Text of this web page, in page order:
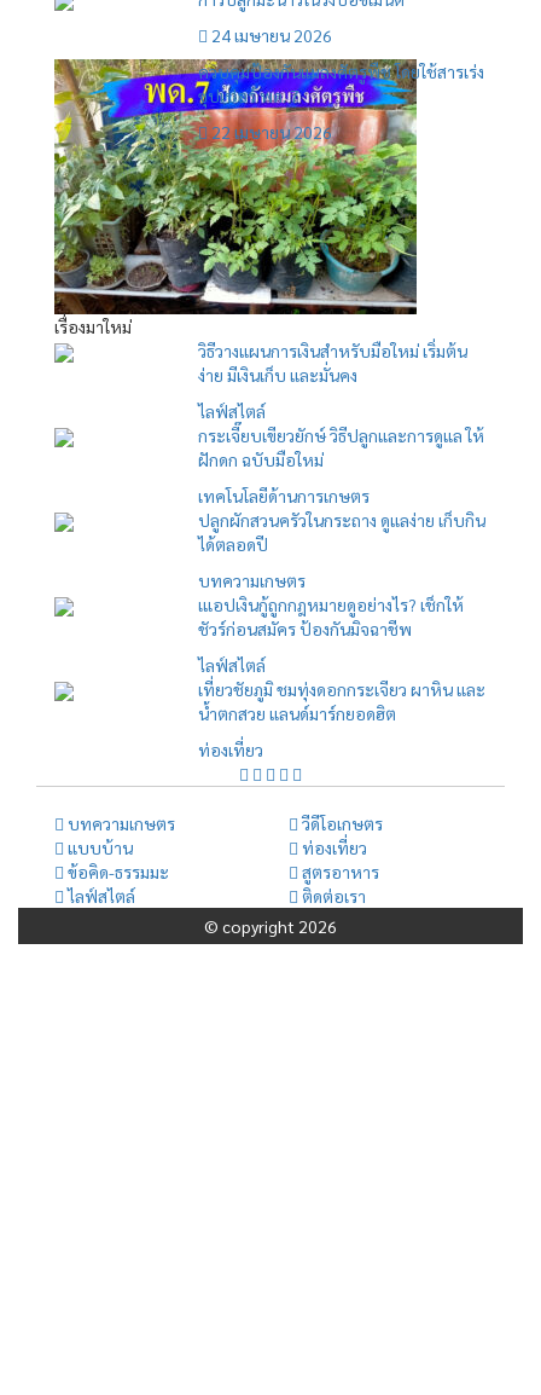
24 เมษายน 2026
ควบคุมป้องกันแมลงศัตรูพืช โดยใช้สารเร่ง
ซุปเปอร์ พด. 7
22 เมษายน 2026
เรื่องมาใหม่
วิธีวางแผนการเงินสำหรับมือใหม่ เริ่มต้น
ง่าย มีเงินเก็บ และมั่นคง
ไลฟ์สไตล์
กระเจี๊ยบเขียวยักษ์ วิธีปลูกและการดูแล ให้
ฝักดก ฉบับมือใหม่
เทคโนโลยีด้านการเกษตร
ปลูกผักสวนครัวในกระถาง ดูแลง่าย เก็บกิน
ได้ตลอดปี
บทความเกษตร
เแอปเงินกู้ถูกกฎหมายดูอย่างไร? เช็กให้
ชัวร์ก่อนสมัคร ป้องกันมิจฉาชีพ
ไลฟ์สไตล์
เที่ยวชัยภูมิ ชมทุ่งดอกกระเจียว ผาหิน และ
น้ำตกสวย แลนด์มาร์กยอดฮิต
ท่องเที่ยว
บทความเกษตร
วีดีโอเกษตร
แบบบ้าน
ท่องเที่ยว
ข้อคิด-ธรรมมะ
สูตรอาหาร
ไลฟ์สไตล์
ติดต่อเรา
© copyright 2026